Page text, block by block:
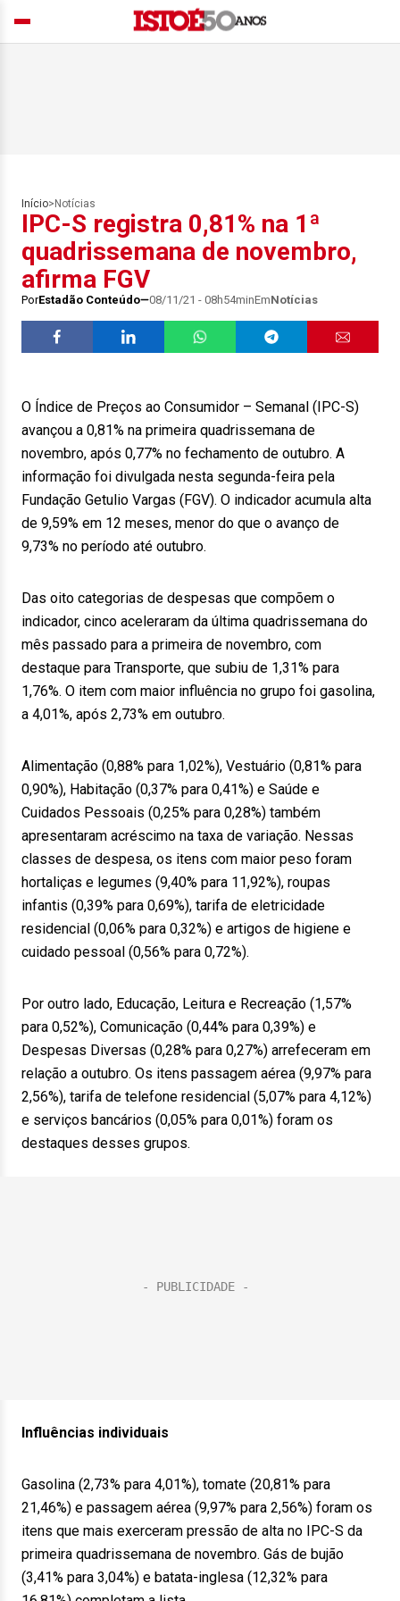
Início> Notícias
IPC-S registra 0,81% na 1ª
quadrissemana de novembro,
afirma FGV
PorEstadão Conteúdo 08/11/21 - 08h54minEmNotícias
O Índice de Preços ao Consumidor – Semanal (IPC-S)
avançou a 0,81% na primeira quadrissemana de
novembro, após 0,77% no fechamento de outubro. A
informação foi divulgada nesta segunda-feira pela
Fundação Getulio Vargas (FGV). O indicador acumula alta
de 9,59% em 12 meses, menor do que o avanço de
9,73% no período até outubro.
Das oito categorias de despesas que compõem o
indicador, cinco aceleraram da última quadrissemana do
mês passado para a primeira de novembro, com
destaque para Transporte, que subiu de 1,31% para
1,76%. O item com maior influência no grupo foi gasolina,
a 4,01%, após 2,73% em outubro.
Alimentação (0,88% para 1,02%), Vestuário (0,81% para
0,90%), Habitação (0,37% para 0,41%) e Saúde e
Cuidados Pessoais (0,25% para 0,28%) também
apresentaram acréscimo na taxa de variação. Nessas
classes de despesa, os itens com maior peso foram
hortaliças e legumes (9,40% para 11,92%), roupas
infantis (0,39% para 0,69%), tarifa de eletricidade
residencial (0,06% para 0,32%) e artigos de higiene e
cuidado pessoal (0,56% para 0,72%).
Por outro lado, Educação, Leitura e Recreação (1,57%
para 0,52%), Comunicação (0,44% para 0,39%) e
Despesas Diversas (0,28% para 0,27%) arrefeceram em
relação a outubro. Os itens passagem aérea (9,97% para
2,56%), tarifa de telefone residencial (5,07% para 4,12%)
e serviços bancários (0,05% para 0,01%) foram os
destaques desses grupos.
Influências individuais
Gasolina (2,73% para 4,01%), tomate (20,81% para
21,46%) e passagem aérea (9,97% para 2,56%) foram os
itens que mais exerceram pressão de alta no IPC-S da
primeira quadrissemana de novembro. Gás de bujão
(3,41% para 3,04%) e batata-inglesa (12,32% para